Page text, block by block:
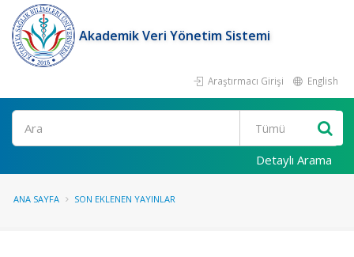
Akademik Veri Yönetim Sistemi
Araştırmacı Girişi English
Ara
Detaylı Arama
ANA SAYFA SON EKLENEN YAYINLAR